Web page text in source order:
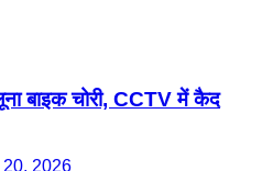
बाइक चोरी, CCTV में कैद
2026